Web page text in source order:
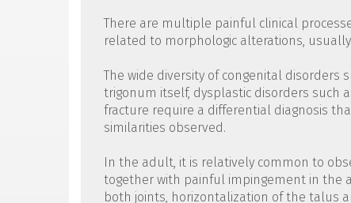
There are multiple painful clinical
related to morphologic alterations,
The wide diversity of congenital
trigonum itself, dysplastic disorders such
fracture require a differential diagnosis
similarities observed.
In the adult, it is relatively common to
together with painful impingement in the
both joints, horizontalization of the talus